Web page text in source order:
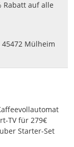
Rabatt auf alle
Mülheim
TV für 279€
Starter-Set